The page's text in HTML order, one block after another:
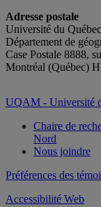
Adresse postale
Université du
Département de
Case Postale 8888,
Montréal (Québec)
UQAM - Université
Chaire de
Nord
Nous joindre
Préférences des
Accessibilité Web